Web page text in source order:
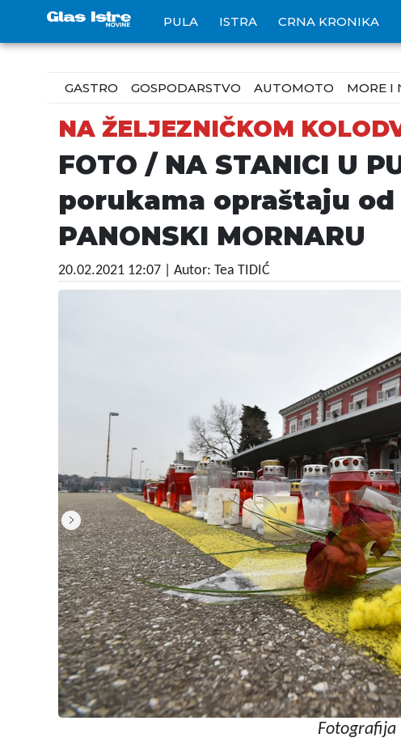
PULA ISTRA CRNA KRONIKA
GASTRO GOSPODARSTVO AUTOMOTO MORE I
NA ŽELJEZNIČKOM
FOTO / NA STANICI U
porukama opraštaju od
PANONSKI MORNARU
20.02.2021 12:07 | Autor: Tea TIDIĆ
Fotografija